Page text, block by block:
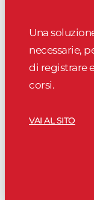
Una
necessarie,
di registrare
corsi.
VAI AL SITO